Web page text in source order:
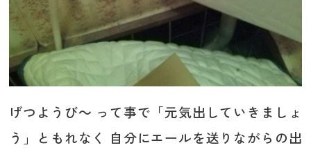
げつようび～ って事で「元気出していきましょ
う」ともれなく 自分にエールを送りながらの出